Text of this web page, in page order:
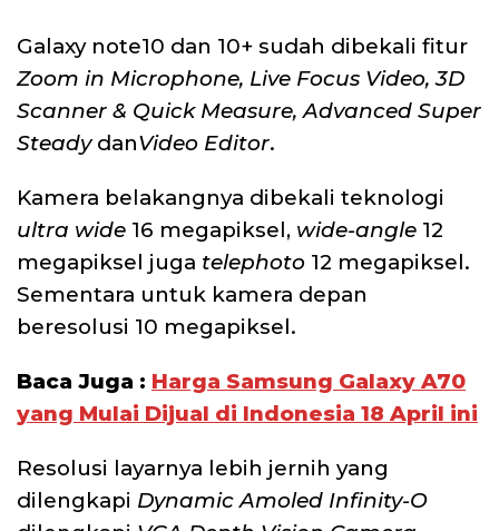
Galaxy note10 dan 10+ sudah dibekali fitur
Zoom in Microphone, Live Focus Video, 3D
Scanner & Quick Measure, Advanced Super
SteadydanVideo Editor.
Kamera belakangnya dibekali teknologi
ultra wide 16 megapiksel, wide-angle 12
megapiksel juga telephoto 12 megapiksel.
Sementara untuk kamera depan
beresolusi 10 megapiksel.
Baca Juga : Harga Samsung Galaxy A70
yang Mulai Dijual di Indonesia 18 April ini
Resolusi layarnya lebih jernih yang
dilengkapi Dynamic Amoled Infinity-O